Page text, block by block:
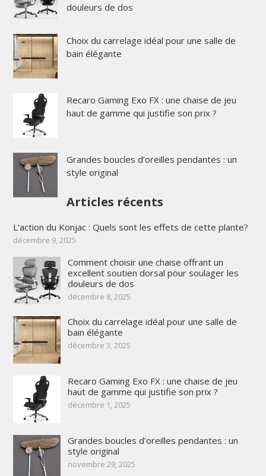
douleurs de dos
Choix du carrelage idéal pour une salle de
bain élégante
Recaro Gaming Exo FX : une chaise de jeu
haut de gamme qui justifie son prix ?
Grandes boucles d’oreilles pendantes : un
style original
Articles récents
L'action du Konjac : Quels sont les effets de cette plante?
décembre 9, 2025
Comment choisir une chaise offrant un
excellent soutien dorsal pour soulager les
douleurs de dos
décembre 8, 2025
Choix du carrelage idéal pour une salle de
bain élégante
décembre 3, 2025
Recaro Gaming Exo FX : une chaise de jeu
haut de gamme qui justifie son prix ?
décembre 1, 2025
Grandes boucles d’oreilles pendantes : un
style original
novembre 29, 2025